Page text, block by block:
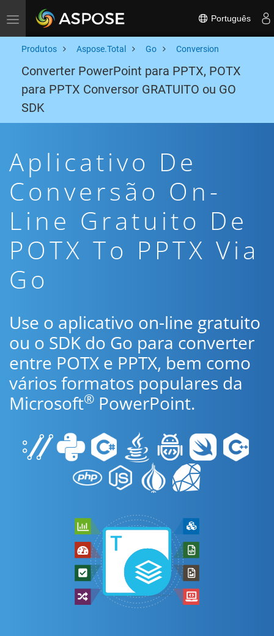
Toggle navigation Português
Produtos Aspose.Total Go Conversion
Converter PowerPoint para PPTX, POTX
para PPTX Conversor GRATUITO ou GO
SDK
Aplicativo De
Conversão On-
Line Gratuito De
POTX To PPTX Via
Go
Use o aplicativo on-line gratuito
ou o SDK do Go para converter
entre POTX e PPTX, bem como
vários formatos populares da
Microsoft® PowerPoint.